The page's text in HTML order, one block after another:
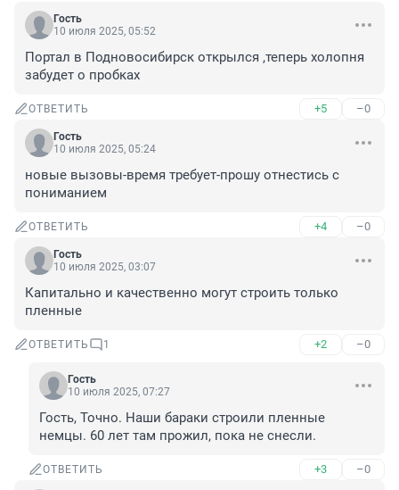
Гость
10 июля 2025, 05:52
Портал в Подновосибирск открылся ,теперь холопня
забудет о пробках
ОТВЕТИТЬ +5 –0
Гость
10 июля 2025, 05:24
новые вызовы-время требует-прошу отнестись с
пониманием
ОТВЕТИТЬ +4 –0
Гость
10 июля 2025, 03:07
Капитально и качественно могут строить только
пленные
ОТВЕТИТЬ 1 +2 –0
Гость
10 июля 2025, 07:27
Гость, Точно. Наши бараки строили пленные
немцы. 60 лет там прожил, пока не снесли.
ОТВЕТИТЬ +3 –0